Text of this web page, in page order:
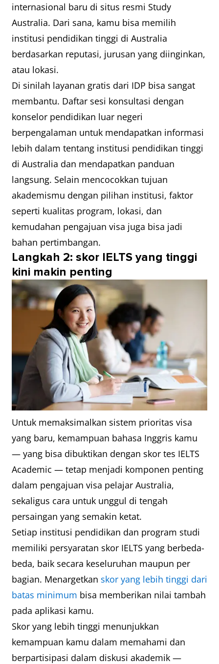
internasional baru di situs resmi Study
Australia. Dari sana, kamu bisa memilih
institusi pendidikan tinggi di Australia
berdasarkan reputasi, jurusan yang diinginkan,
atau lokasi.
Di sinilah layanan gratis dari IDP bisa sangat
membantu. Daftar sesi konsultasi dengan
konselor pendidikan luar negeri
berpengalaman untuk mendapatkan informasi
lebih dalam tentang institusi pendidikan tinggi
di Australia dan mendapatkan panduan
langsung. Selain mencocokkan tujuan
akademismu dengan pilihan institusi, faktor
seperti kualitas program, lokasi, dan
kemudahan pengajuan visa juga bisa jadi
bahan pertimbangan.
Langkah 2: skor IELTS yang tinggi
kini makin penting
Untuk memaksimalkan sistem prioritas visa
yang baru, kemampuan bahasa Inggris kamu
— yang bisa dibuktikan dengan skor tes IELTS
Academic — tetap menjadi komponen penting
dalam pengajuan visa pelajar Australia,
sekaligus cara untuk unggul di tengah
persaingan yang semakin ketat.
Setiap institusi pendidikan dan program studi
memiliki persyaratan skor IELTS yang berbeda-
beda, baik secara keseluruhan maupun per
bagian. Menargetkan skor yang lebih tinggi dari
batas minimum bisa memberikan nilai tambah
pada aplikasi kamu.
Skor yang lebih tinggi menunjukkan
kemampuan kamu dalam memahami dan
berpartisipasi dalam diskusi akademik —